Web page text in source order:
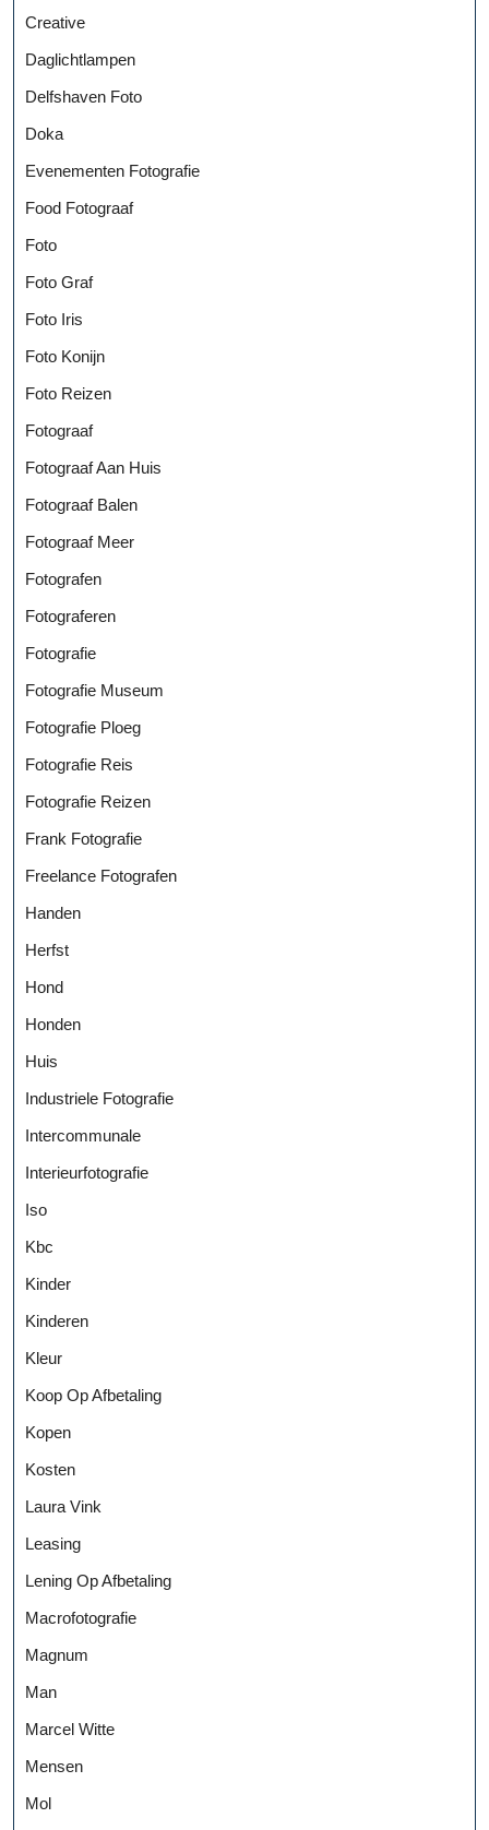
Creative
Daglichtlampen
Delfshaven Foto
Doka
Evenementen Fotografie
Food Fotograaf
Foto
Foto Graf
Foto Iris
Foto Konijn
Foto Reizen
Fotograaf
Fotograaf Aan Huis
Fotograaf Balen
Fotograaf Meer
Fotografen
Fotograferen
Fotografie
Fotografie Museum
Fotografie Ploeg
Fotografie Reis
Fotografie Reizen
Frank Fotografie
Freelance Fotografen
Handen
Herfst
Hond
Honden
Huis
Industriele Fotografie
Intercommunale
Interieurfotografie
Iso
Kbc
Kinder
Kinderen
Kleur
Koop Op Afbetaling
Kopen
Kosten
Laura Vink
Leasing
Lening Op Afbetaling
Macrofotografie
Magnum
Man
Marcel Witte
Mensen
Mol